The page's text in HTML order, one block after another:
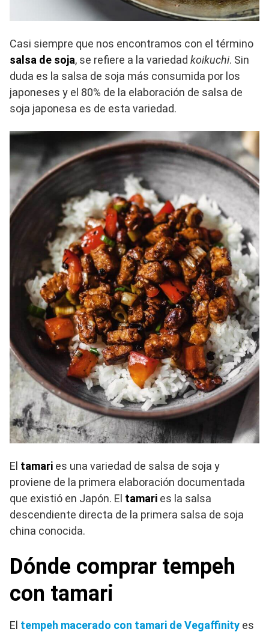
Casi siempre que nos encontramos con el término
salsa de soja, se refiere a la variedad koikuchi. Sin
duda es la salsa de soja más consumida por los
japoneses y el 80% de la elaboración de salsa de
soja japonesa es de esta variedad.
El tamari es una variedad de salsa de soja y
proviene de la primera elaboración documentada
que existió en Japón. El tamari es la salsa
descendiente directa de la primera salsa de soja
china conocida.
Dónde comprar tempeh
con tamari
El tempeh macerado con tamari de Vegaffinity es